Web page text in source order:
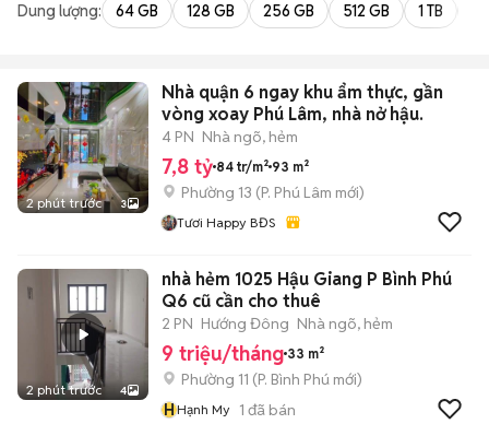
Dung lượng: 64 GB 128 GB 256 GB 512 GB 1 TB
2 phút trước 3
Nhà quận 6 ngay khu ẩm thực, gần
vòng xoay Phú Lâm, nhà nở hậu.
4 PN Nhà ngõ, hẻm
7,8 tỷ 84 tr/m² 93 m²
Phường 13 (P. Phú Lâm mới)
Tươi Happy BĐS
2 phút trước 4
nhà hẻm 1025 Hậu Giang P Bình Phú
Q6 cũ cần cho thuê
2 PN Hướng Đông Nhà ngõ, hẻm
9 triệu/tháng 33 m²
Phường 11 (P. Bình Phú mới)
HHạnh My 1 đã bán